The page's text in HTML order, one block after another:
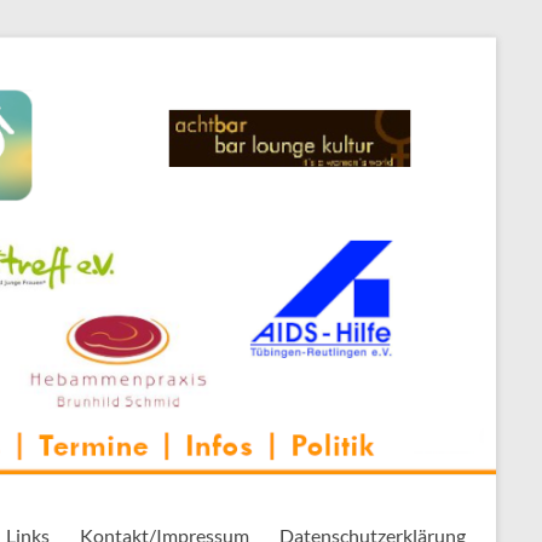
Links Kontakt/Impressum Datenschutzerklärung